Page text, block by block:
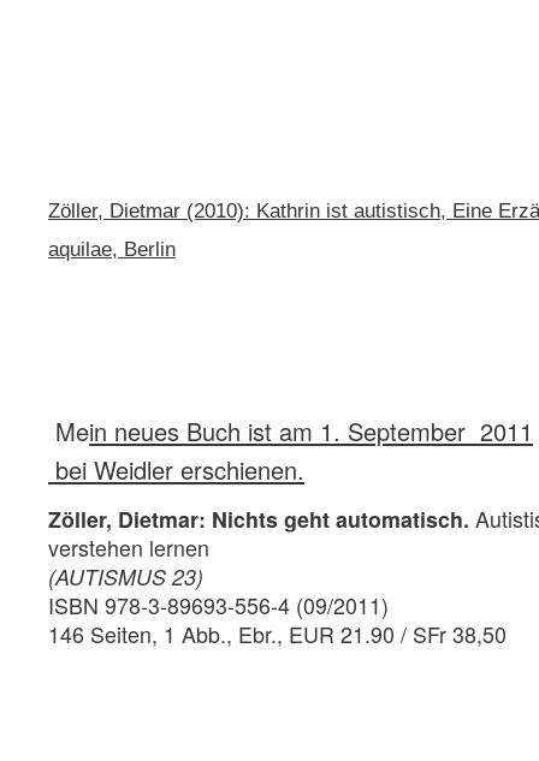
Zöller, Dietmar (2010): Kathrin ist autistisch, Eine
aquilae, Berlin
Mein neues Buch ist am 1. September 2011
bei Weidler erschienen.
Zöller, Dietmar: Nichts geht automatisch.
verstehen lernen
(AUTISMUS 23)
ISBN 978-3-89693-556-4 (09/2011)
146 Seiten, 1 Abb., Ebr., EUR 21.90 / SFr 38,50